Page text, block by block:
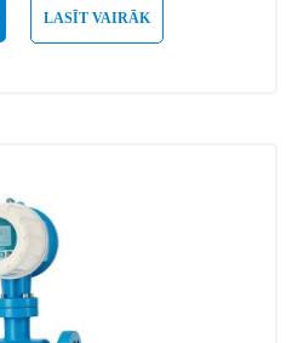
LASĪT VAIRĀK